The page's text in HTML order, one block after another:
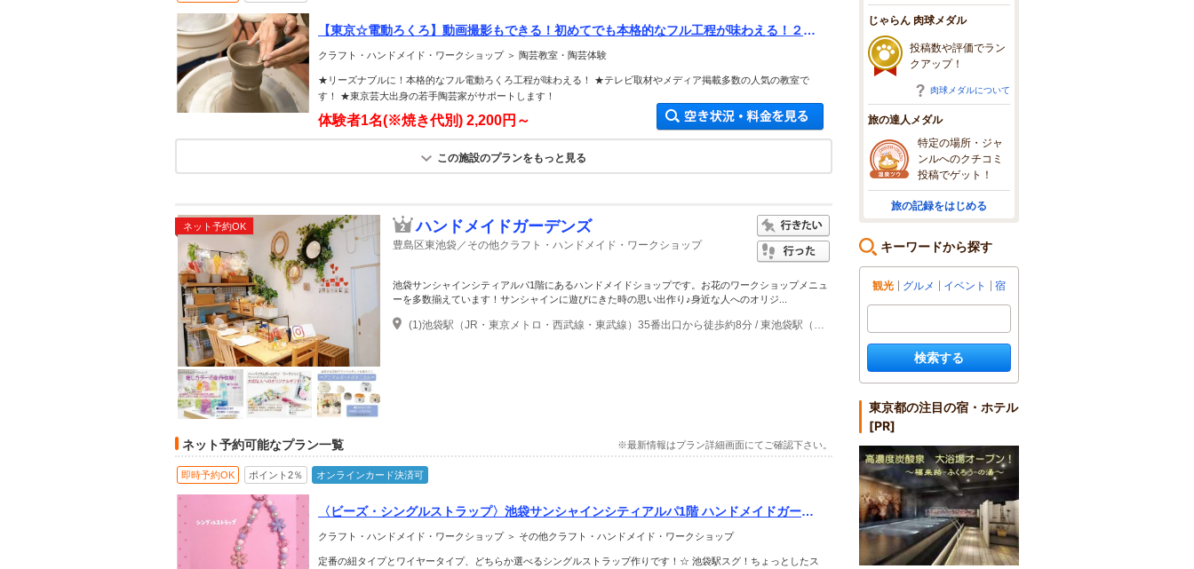
【東京☆電動ろくろ】動画撮影もできる！初めてでも本格的なフル工程が味わえる！２名
クラフト・ハンドメイド・ワークショップ ＞ 陶芸教室・陶芸体験
★リーズナブルに！本格的なフル電動ろくろ工程が味わえる！ ★テレビ取材やメディア掲載多数の人気の教室で
す！ ★東京芸大出身の若手陶芸家がサポートします！
体験者1名(※焼き代別) 2,200円～
空き状況・料金を見る
この施設のプランをもっと見る
ネット予約OK ハンドメイドガーデンズ
豊島区東池袋／その他クラフト・ハンドメイド・ワークショップ
池袋サンシャインシティアルパ1階にあるハンドメイドショップです。お花のワークショップメニュ
ーを多数揃えています！サンシャインに遊びにきた時の思い出作り♪身近な人へのオリジ...
(1)池袋駅（JR・東京メトロ・西武線・東武線）35番出口から徒歩約8分 / 東池袋駅（東京メトロ有楽町線）から徒歩約3分 / 東池袋四丁目停留場（都電荒川線）から徒歩約4分
ネット予約可能なプラン一覧 ※最新情報はプラン詳細画面にてご確認下さい。
即時予約OK ポイント2％ オンラインカード決済可
〈ビーズ・シングルストラップ〉池袋サンシャインシティアルパ1階 ハンドメイドガーデ
オススメ
クラフト・ハンドメイド・ワークショップ ＞ その他クラフト・ハンドメイド・ワークショップ
定番の紐タイプとワイヤータイプ、どちらか選べるシングルストラップ作りです！☆ 池袋駅スグ！ちょっとしたス
じゃらん 肉球メダル
投稿数や評価でラン
クアップ！
肉球メダルについて
旅の達人メダル
特定の場所・ジャ
ンルへのクチコミ
投稿でゲット！
旅の記録をはじめる
キーワードから探す
観光 グルメ イベント 宿
検索する
東京都の注目の宿・ホテル
[PR]